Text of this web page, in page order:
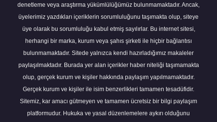
denetleme veya araştırma yükümlülüğümüz bulunmamaktadır. Ancak,
üyelerimiz yazdıkları içeriklerin sorumluluğunu taşımakta olup, siteye
üye olarak bu sorumluluğu kabul etmiş sayılırlar. Bu internet sitesi,
herhangi bir marka, kurum veya şahıs şirketi ile hiçbir bağlantısı
bulunmamaktadır. Sitede yalnızca kendi hazırladığımız makaleler
paylaşılmaktadır. Burada yer alan içerikler haber niteliği taşımamakta
olup, gerçek kurum ve kişiler hakkında paylaşım yapılmamaktadır.
Gerçek kurum ve kişiler ile isim benzerlikleri tamamen tesadüfidir.
Sitemiz, kar amacı gütmeyen ve tamamen ücretsiz bir bilgi paylaşım
platformudur. Hukuka ve yasal düzenlemelere aykırı olduğunu